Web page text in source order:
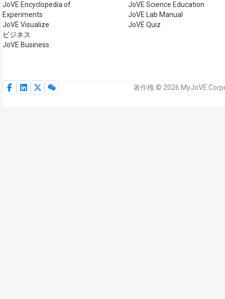
JoVE Encyclopedia of
Experiments
JoVE Visualize
ビジネス
JoVE Business
JoVE Science Education
JoVE Lab Manual
JoVE Quiz
著作権 © 2026 MyJoVE